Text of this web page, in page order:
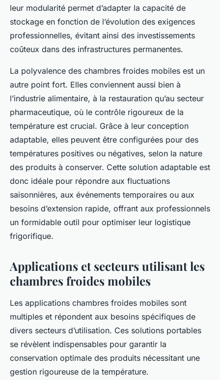
leur modularité permet d’adapter la capacité de
stockage en fonction de l’évolution des exigences
professionnelles, évitant ainsi des investissements
coûteux dans des infrastructures permanentes.
La polyvalence des chambres froides mobiles est un
autre point fort. Elles conviennent aussi bien à
l’industrie alimentaire, à la restauration qu’au secteur
pharmaceutique, où le contrôle rigoureux de la
température est crucial. Grâce à leur conception
adaptable, elles peuvent être configurées pour des
températures positives ou négatives, selon la nature
des produits à conserver. Cette solution adaptable est
donc idéale pour répondre aux fluctuations
saisonnières, aux événements temporaires ou aux
besoins d’extension rapide, offrant aux professionnels
un formidable outil pour optimiser leur logistique
frigorifique.
Applications et secteurs utilisant les
chambres froides mobiles
Les applications chambres froides mobiles sont
multiples et répondent aux besoins spécifiques de
divers secteurs d’utilisation. Ces solutions portables
se révèlent indispensables pour garantir la
conservation optimale des produits nécessitant une
gestion rigoureuse de la température.